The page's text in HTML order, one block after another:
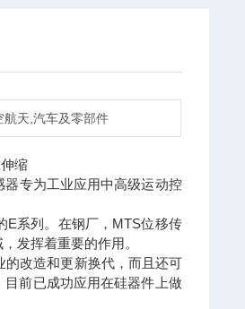
天,汽车及零部件
缩
专为工业应用中高级运动控
E系列。在钢厂，MTS位移传
发挥着重要的作用。
的改造和更新换代，而且还可
前已成功应用在硅器件上做